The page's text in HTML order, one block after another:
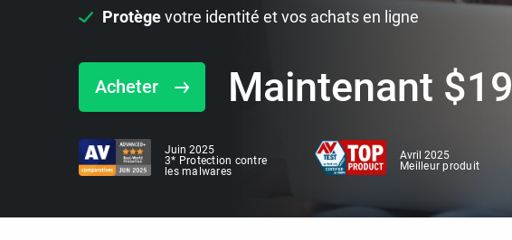
Protègevotre identité et vos achats en ligne
Acheter Maintenant $19
Juin 2025
3* Protection contre
les malwares
Avril 2025
Meilleur produit